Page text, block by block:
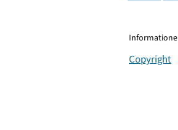
Copyright